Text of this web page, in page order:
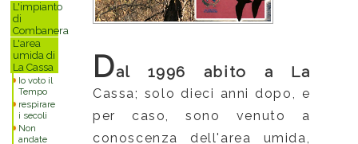
L'impianto
di
Combanera
L'area
umida di
La Cassa
Io voto il
Tempo
respirare
i secoli
Non
andate
Dal 1996 abito a La
Cassa; solo dieci anni dopo, e
per caso, sono venuto a
conoscenza dell'area umida,